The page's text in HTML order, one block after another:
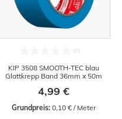
KIP 3508 SMOOTH-TEC blau
Glattkrepp Band 36mm x 50m
4,99 €
Grundpreis: 0,10 € / Meter